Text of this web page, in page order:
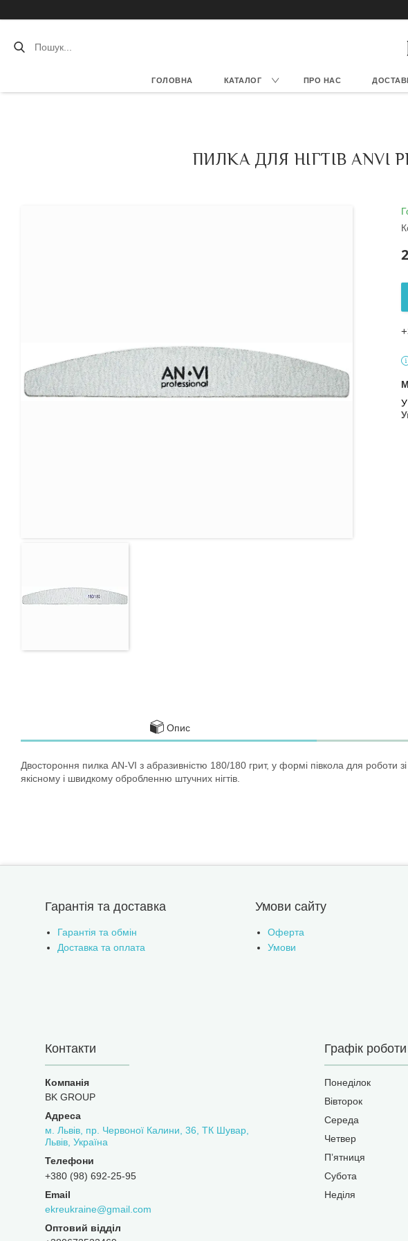
ГОЛОВНА КАТАЛОГ ПРО НАС
ПИЛКА ДЛЯ НІГТІВ ANVI
У
Опис
Двостороння пилка AN-VI з абразивністю 180/180 грит, у формі півкола для роботи
якісному і швидкому обробленню штучних нігтів.
Гарантія та доставка
Гарантія та обмін
Доставка та оплата
Умови сайту
Оферта
Умови
Контакти
BK GROUP
м. Львів, пр. Червоної Калини, 36, ТК Шувар,
Львів, Україна
+380 (98) 692-25-95
ekreukraine@gmail.com
Оптовий відділ
Графік роботи
Понеділок
Вівторок
Середа
Четвер
Пʼятниця
Субота
Неділя